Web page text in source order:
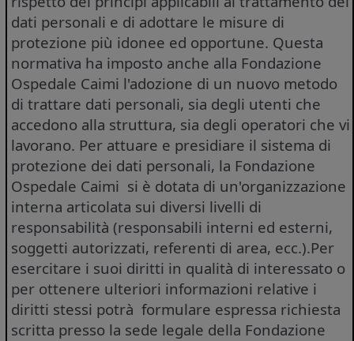
dati personali e di adottare le misure di
protezione più idonee ed opportune. Questa
normativa ha imposto anche alla Fondazione
Ospedale Caimi l'adozione di un nuovo metodo
di trattare dati personali, sia degli utenti che
accedono alla struttura, sia degli operatori che vi
lavorano. Per attuare e presidiare il sistema di
protezione dei dati personali, la Fondazione
Ospedale Caimi si è dotata di un'organizzazione
interna articolata sui diversi livelli di
responsabilità (responsabili interni ed esterni,
soggetti autorizzati, referenti di area, ecc.).Per
esercitare i suoi diritti in qualità di interessato o
per ottenere ulteriori informazioni relative i
diritti stessi potrà formulare espressa richiesta
scritta presso la sede legale della Fondazione